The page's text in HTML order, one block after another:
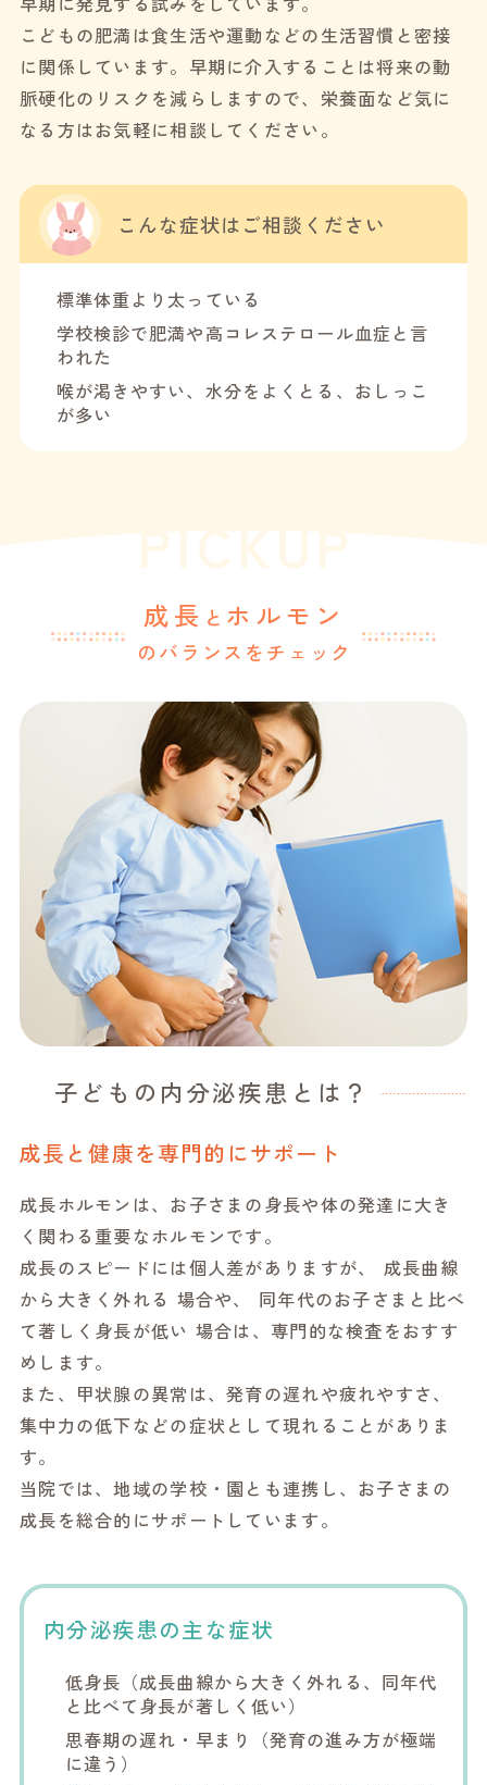
こどもの肥満は食生活や運動などの生活習慣と密接
に関係しています。早期に介入することは将来の動
脈硬化のリスクを減らしますので、栄養面など気に
なる方はお気軽に相談してください。
こんな症状はご相談ください
標準体重より太っている
学校検診で肥満や高コレステロール血症と言
われた
喉が渇きやすい、水分をよくとる、おしっこ
が多い
成長 と ホルモン
のバランスをチェック
子どもの内分泌疾患とは？
成長と健康を専門的にサポート
成長ホルモンは、お子さまの身長や体の発達に大き
く関わる重要なホルモンです。
成長のスピードには個人差がありますが、 成長曲線
から大きく外れる 場合や、 同年代のお子さまと比べ
て著しく身長が低い 場合は、専門的な検査をおすす
めします。
また、甲状腺の異常は、発育の遅れや疲れやすさ、
集中力の低下などの症状として現れることがありま
す。
当院では、地域の学校・園とも連携し、お子さまの
成長を総合的にサポートしています。
内分泌疾患の主な症状
低身長（成長曲線から大きく外れる、同年代
と比べて身長が著しく低い）
思春期の遅れ・早まり（発育の進み方が極端
に違う）